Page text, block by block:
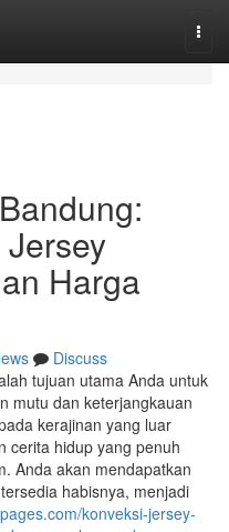
Harga
Discuss
tujuan utama Anda untuk
mutu dan keterjangkauan
kerajinan yang luar
cerita hidup yang penuh
Anda akan mendapatkan
habisnya, menjadi
konveksi-jersey-